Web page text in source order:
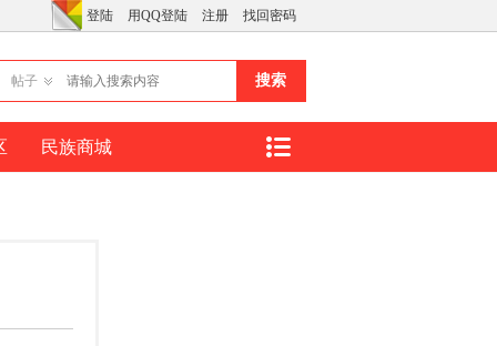
登陆 用QQ登陆 注册 找回密码
帖子 搜索
民族商城